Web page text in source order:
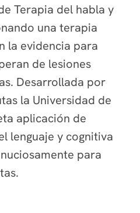
Terapia del habla y
una terapia
la evidencia para
de lesiones
Desarrollada por
la Universidad de
aplicación de
lenguaje y cognitiva
para